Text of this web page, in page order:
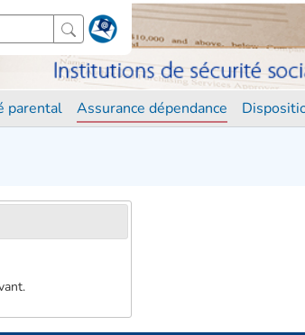
parental Assurance dépendance